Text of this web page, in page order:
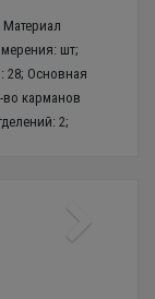
шт;
28; Основная
карманов
2;